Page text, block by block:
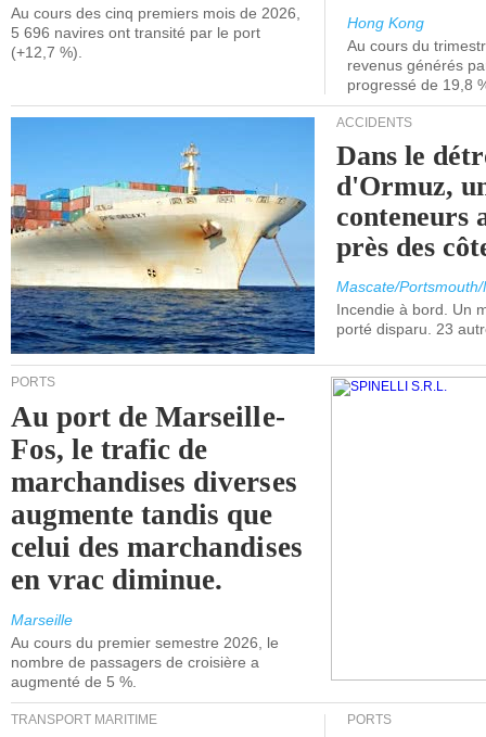
Au cours des cinq premiers mois de 2026,
5 696 navires ont transité par le port
(+12,7 %).
Hong Kong
Au cours du
revenus générés
progressé de 19,8
ACCIDENTS
Dans le
d'Ormuz,
conteneurs
près des
Mascate/
Incendie à bord. Un
porté disparu. 23
PORTS
Au port de Marseille-
Fos, le trafic de
marchandises diverses
augmente tandis que
celui des marchandises
en vrac diminue.
Marseille
Au cours du premier semestre 2026, le
nombre de passagers de croisière a
augmenté de 5 %.
TRANSPORT MARITIME PORTS